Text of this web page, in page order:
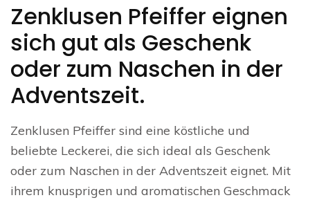
Zenklusen Pfeiffer eignen
sich gut als Geschenk
oder zum Naschen in der
Adventszeit.
Zenklusen Pfeiffer sind eine köstliche und
beliebte Leckerei, die sich ideal als Geschenk
oder zum Naschen in der Adventszeit eignet. Mit
ihrem knusprigen und aromatischen Geschmack